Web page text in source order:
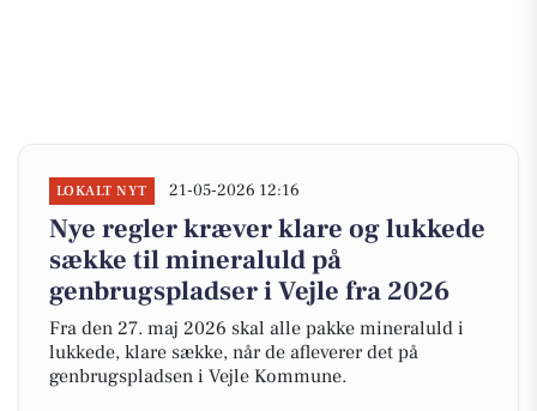
LOKALT NYT 21-05-2026 12:16
Nye regler kræver klare og lukkede
sække til mineraluld på
genbrugspladser i Vejle fra 2026
Fra den 27. maj 2026 skal alle pakke mineraluld i
lukkede, klare sække, når de afleverer det på
genbrugspladsen i Vejle Kommune.